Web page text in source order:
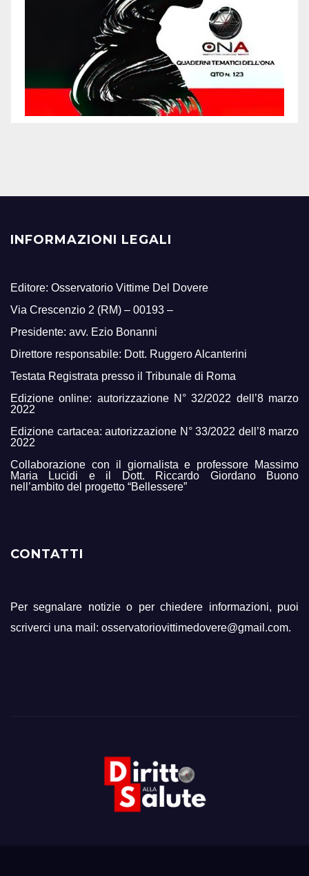
INFORMAZIONI LEGALI
Editore: Osservatorio Vittime Del Dovere
Via Crescenzio 2 (RM) – 00193 –
Presidente: avv. Ezio Bonanni
Direttore responsabile: Dott. Ruggero Alcanterini
Testata Registrata presso il Tribunale di Roma
Edizione online: autorizzazione N° 32/2022 dell’8 marzo
2022
Edizione cartacea: autorizzazione N° 33/2022 dell’8 marzo
2022
Collaborazione con il giornalista e professore Massimo
Maria Lucidi e il Dott. Riccardo Giordano Buono
nell’ambito del progetto “Bellessere”
CONTATTI
Per segnalare notizie o per chiedere informazioni, puoi
scriverci una mail: osservatoriovittimedovere@gmail.com.